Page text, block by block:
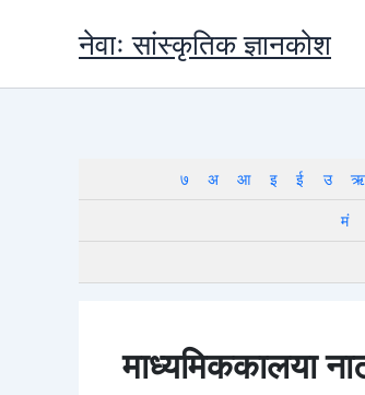
नेवाः सांस्कृतिक ज्ञानकोश
७ अ आ इ ई उ ऋ
मं
माध्यमिककालया